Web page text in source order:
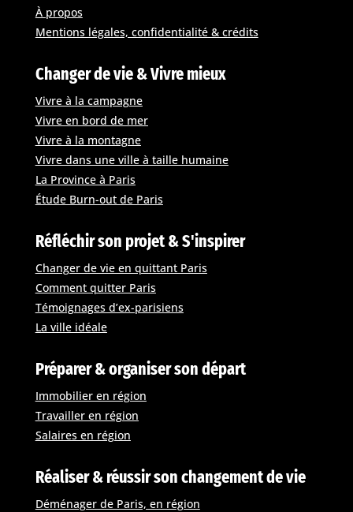
À propos
Mentions légales, confidentialité & crédits
Changer de vie & Vivre mieux
Vivre à la campagne
Vivre en bord de mer
Vivre à la montagne
Vivre dans une ville à taille humaine
La Province à Paris
Étude Burn-out de Paris
Réfléchir son projet & S'inspirer
Changer de vie en quittant Paris
Comment quitter Paris
Témoignages d’ex-parisiens
La ville idéale
Préparer & organiser son départ
Immobilier en région
Travailler en région
Salaires en région
Réaliser & réussir son changement de vie
Déménager de Paris, en région